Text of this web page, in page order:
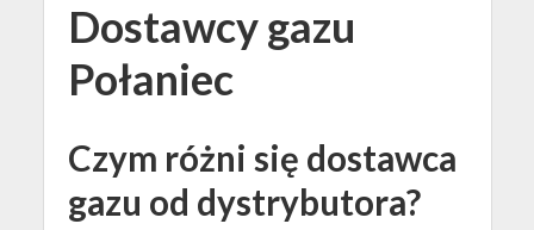
Dostawcy gazu
Połaniec
Czym różni się dostawca
gazu od dystrybutora?